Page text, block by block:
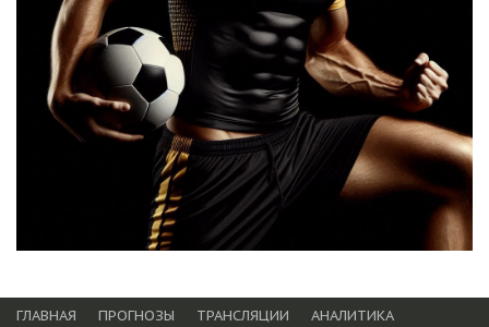
ГЛАВНАЯ ПРОГНОЗЫ ТРАНСЛЯЦИИ
АНАЛИТИКА